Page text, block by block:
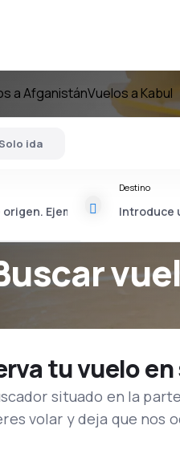
a AfganistánVuelos a Kabul
ida
Destino
tu vuelo
situado en la
volar y deja que nos